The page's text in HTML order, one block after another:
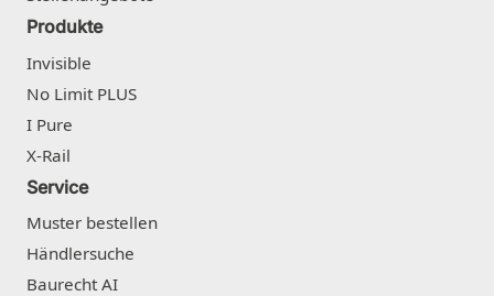
Produkte
Invisible
No Limit PLUS
I Pure
X-Rail
Service
Muster bestellen
Händlersuche
Baurecht AI